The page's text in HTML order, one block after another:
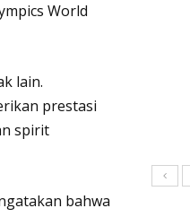
World
lain.
prestasi
spirit
bahwa